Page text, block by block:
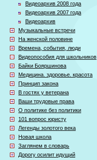
Видеоархив 2008 года
Видеоархив 2007 года
Видеоархив
Музыкальные встречи
На женской половине
Времена, события, люди
Видеопособия для школьников
Байки Бояршинова
Медицина. здоровье. красота
Принцип закона
В гостях у ветерана
Ваши трудовые права
О политике без политики
101 вопрос юристу
Легенды золотого века
Новая школа
Заглянем в словарь
Дорогу осилит идущий